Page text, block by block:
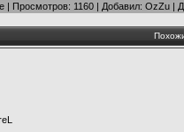
| Просмотров: 1160 | Добавил: OzZu |